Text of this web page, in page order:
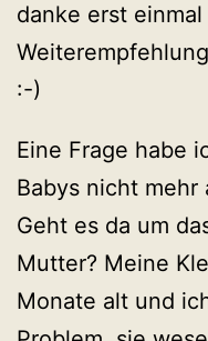
danke erst
:-)
Eine Frage habe
Babys nicht mehr
Geht es da um
Mutter? Meine
Monate alt und